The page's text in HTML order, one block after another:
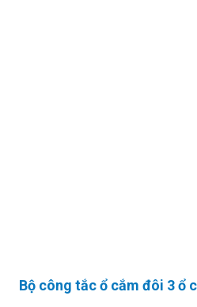
Bộ công tắc ổ cắm đôi 3 ổ